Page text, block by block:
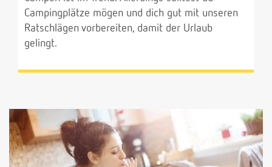
Campingplätze mögen und dich gut mit unseren
Ratschlägen vorbereiten, damit der Urlaub
gelingt.